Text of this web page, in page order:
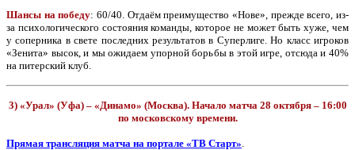
Шансы на победу: 60/40. Отдаём преимущество «Нове», прежде всего, из-
за психологического состояния команды, которое не может быть хуже, чем
у соперника в свете последних результатов в Суперлиге. Но класс игроков
«Зенита» высок, и мы ожидаем упорной борьбы в этой игре, отсюда и 40%
на питерский клуб.
3) «Урал» (Уфа) – «Динамо» (Москва). Начало матча 28 октября – 16:00
по московскому времени.
Прямая трансляция матча на портале «ТВ Старт».